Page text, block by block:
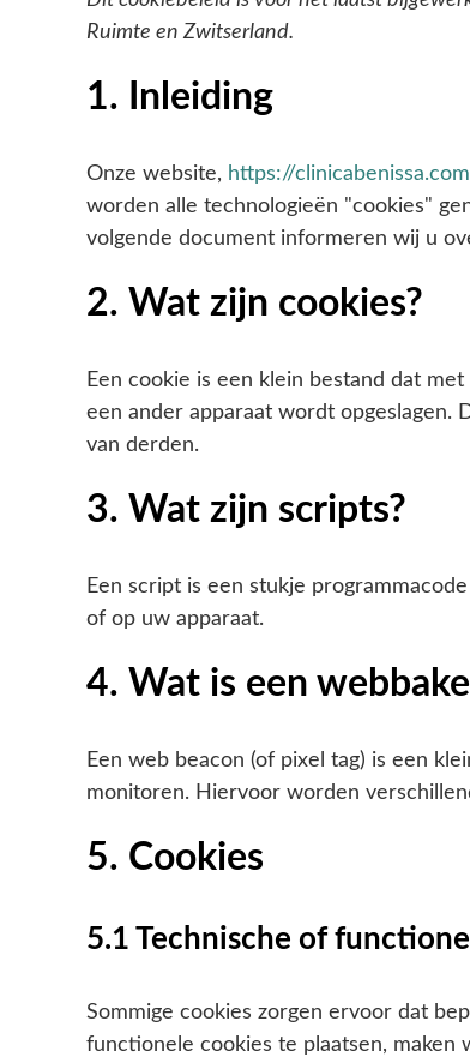
Ruimte en Zwitserland.
1. Inleiding
Onze website, https://clinicabenissa.com
worden alle technologieën "cookies"
volgende document informeren wij u
2. Wat zijn cookies?
Een cookie is een klein bestand dat
een ander apparaat wordt opgeslagen.
van derden.
3. Wat zijn scripts?
Een script is een stukje
of op uw apparaat.
4. Wat is een
Een web beacon (of pixel tag) is een
monitoren. Hiervoor worden
5. Cookies
5.1 Technische of
Sommige cookies zorgen ervoor dat
functionele cookies te plaatsen, maken